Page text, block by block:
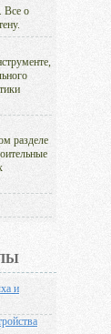
Все о
разделе
и